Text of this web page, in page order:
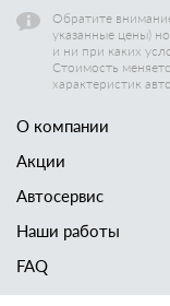
Обратите
указанные цены)
и ни при каких
Стоимость
характеристик
О компании
Акции
Автосервис
Наши работы
FAQ
Новости